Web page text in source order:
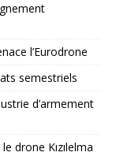
l’Eurodrone
semestriels
d’armement
drone Kızılelma